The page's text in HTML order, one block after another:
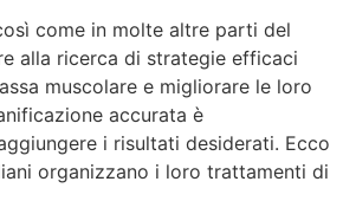
come in molte altre parti del
alla ricerca di strategie efficaci
muscolare e migliorare le loro
accurata è
i risultati desiderati. Ecco
organizzano i loro trattamenti di